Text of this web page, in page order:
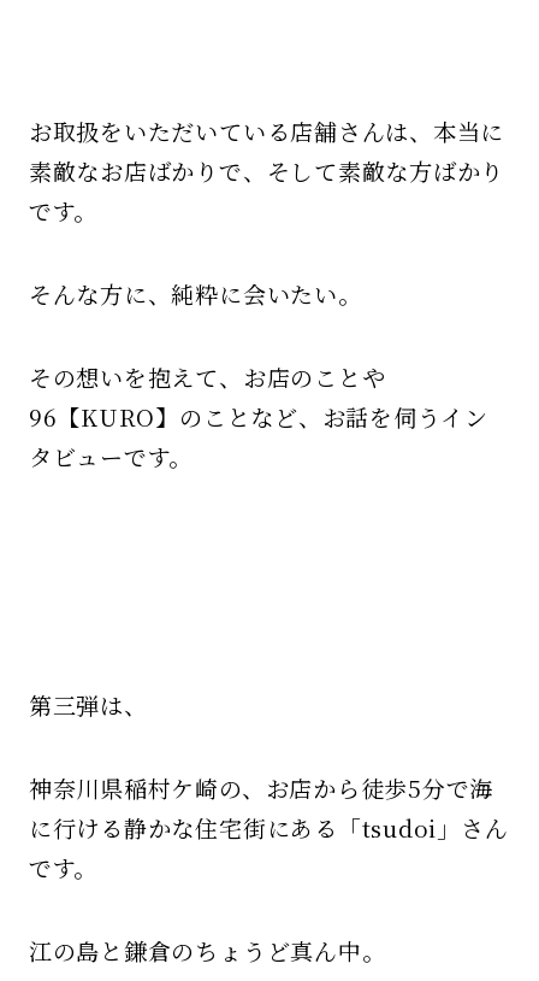
お取扱をいただいている店舗さんは、本当に
素敵なお店ばかりで、そして素敵な方ばかり
です。
そんな方に、純粋に会いたい。
その想いを抱えて、お店のことや
96【KURO】のことなど、お話を伺うイン
タビューです。
第三弾は、
神奈川県稲村ケ崎の、お店から徒歩5分で海
に行ける静かな住宅街にある「tsudoi」さん
です。
江の島と鎌倉のちょうど真ん中。